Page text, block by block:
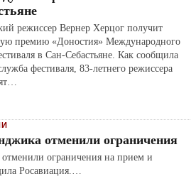
режиссер Вернер Херцог получит
премию «Доностия» Международного
в Сан-Себастьяне. Как сообщила
фестиваля, 83-летнего режиссера
отменили ограничения
ограничения на прием и
Росавиация.…